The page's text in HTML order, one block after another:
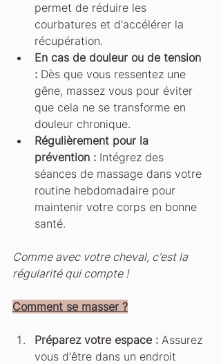
permet de réduire les
courbatures et d'accélérer la
récupération.
En cas de douleur ou de tension
: Dès que vous ressentez une
gêne, massez vous pour éviter
que cela ne se transforme en
douleur chronique.
Régulièrement pour la
prévention : Intégrez des
séances de massage dans votre
routine hebdomadaire pour
maintenir votre corps en bonne
santé.
Comme avec votre cheval, c'est la
régularité qui compte !
Comment se masser ?
Préparez votre espace : Assurez
vous d'être dans un endroit